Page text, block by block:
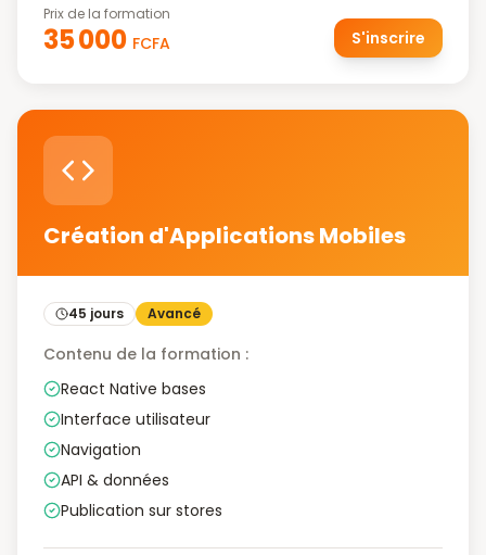
Prix de la formation
35 000 FCFA S'inscrire
Création d'Applications Mobiles
45 jours Avancé
Contenu de la formation :
React Native bases
Interface utilisateur
Navigation
API & données
Publication sur stores